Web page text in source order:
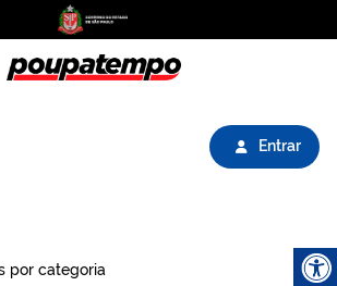
Entrar
por categoria